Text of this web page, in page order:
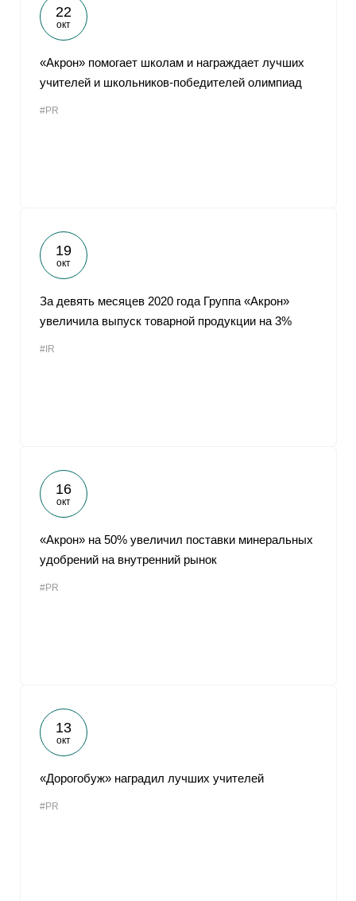
22
окт
«Акрон» помогает школам и награждает лучших
учителей и школьников-победителей олимпиад
#PR
19
окт
За девять месяцев 2020 года Группа «Акрон»
увеличила выпуск товарной продукции на 3%
#IR
16
окт
«Акрон» на 50% увеличил поставки минеральных
удобрений на внутренний рынок
#PR
13
окт
«Дорогобуж» наградил лучших учителей
#PR